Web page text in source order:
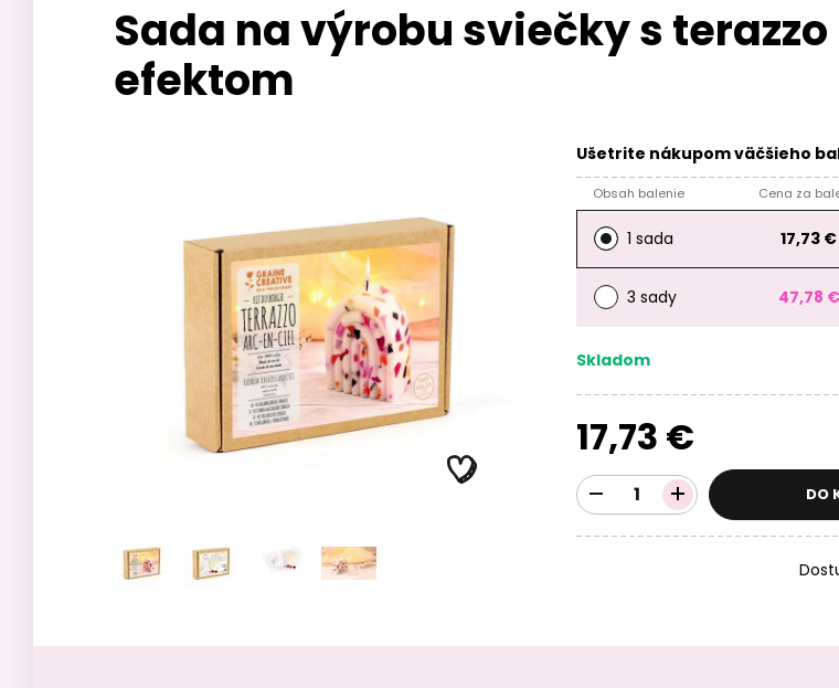
Sada na výrobu sviečky s terazzo
efektom
Ušetrite nákupom väčšieho
Obsah balenie Cena za
1 sada 17,73 €
3 sady 47,78 €
Skladom
17,73 €
DO